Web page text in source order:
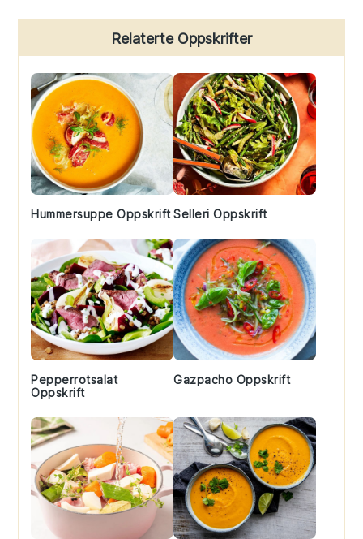
Sidebar
Relaterte Oppskrifter
Hummersuppe OppskriftSelleri Oppskrift
Pepperrotsalat
Oppskrift
Gazpacho Oppskrift